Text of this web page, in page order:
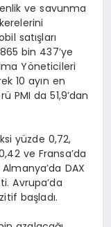
ve savunma
satışları
bin 437’ye
Yöneticileri
10 ayın en
PMI da 51,9’dan
yüzde 0,72,
ve Fransa’da
DAX
Avrupa’da
başladı.